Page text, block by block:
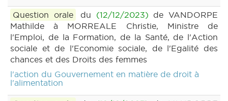
Question orale du (12/12/2023) de VANDORPE
Mathilde à MORREALE Christie, Ministre de
l'Emploi, de la Formation, de la Santé, de l'Action
sociale et de l'Economie sociale, de l'Egalité des
chances et des Droits des femmes
l'action du Gouvernement en matière de droit à
l'alimentation